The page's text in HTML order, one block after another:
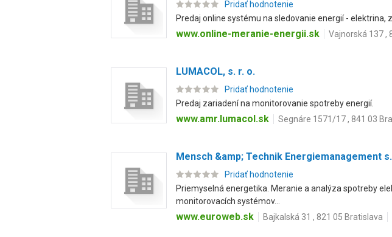
Pridať hodnotenie
Predaj online systému na sledovanie energií - elektrina,
www.online-meranie-energii.sk Vajnorská 137 ,
LUMACOL, s. r. o.
Pridať hodnotenie
Predaj zariadení na monitorovanie spotreby energií.
www.amr.lumacol.sk Segnáre 1571/17 , 841 03
Mensch &amp; Technik Energiemanagement
Pridať hodnotenie
Priemyselná energetika. Meranie a analýza spotreby
monitorovacích systémov...
www.euroweb.sk Bajkalská 31 , 821 05 Bratislava